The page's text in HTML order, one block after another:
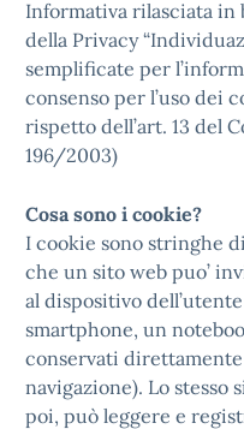
Informativa rilasciata in
della Privacy
semplificate per
consenso per l’uso dei
rispetto dell’art. 13 del
196/2003)
Cosa sono i cookie?
I cookie sono stringhe
che un sito web puo’
al dispositivo
smartphone, un
conservati
navigazione). Lo stesso
poi, può leggere e